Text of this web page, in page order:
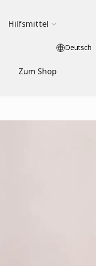
Hilfsmittel
Zum Shop
Deutsch